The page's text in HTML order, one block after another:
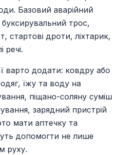
Базовий аварійний
трос,
стартові дроти, ліхтарик,
речі.
варто додати: ковдру або
їжу та воду на
піщано-соляну суміш
зарядний пристрій
мати аптечку та
допомогти не лише
руху.